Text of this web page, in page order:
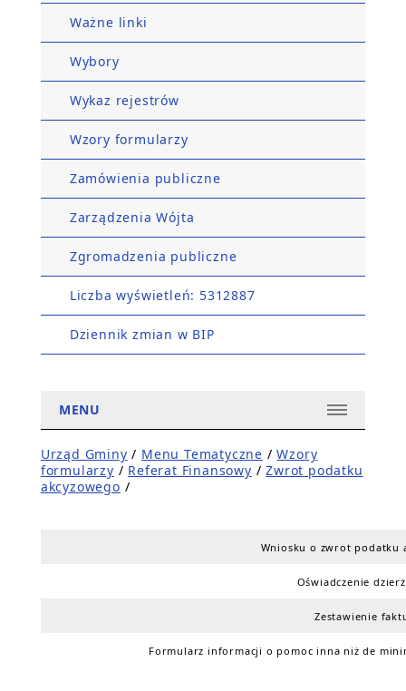
Ważne linki
Wybory
Wykaz rejestrów
Wzory formularzy
Zamówienia publiczne
Zarządzenia Wójta
Zgromadzenia publiczne
Liczba wyświetleń: 5312887
Dziennik zmian w BIP
MENU
Urząd Gminy / Menu Tematyczne /Wzory
formularzy / Referat Finansowy /Zwrot podatku
akcyzowego /
Wniosku o zwrot podatku
Oświadczenie
Zestawienie
Formularz informacji o pomoc inna niż de